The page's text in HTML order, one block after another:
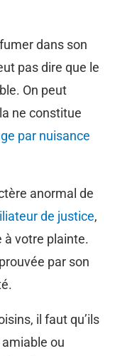
dans son
pas dire que le
On peut
ne constitue
par nuisance
anormal de
de justice,
à votre plainte.
par son
il faut qu’ils
ou